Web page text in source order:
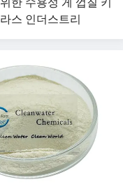
스 인더스트리